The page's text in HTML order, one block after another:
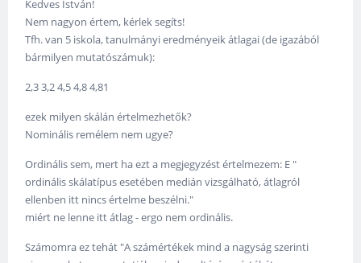
Kedves István!
Nem nagyon értem, kérlek segíts!
Tfh. van 5 iskola, tanulmányi eredményeik átlagai (de igazából
bármilyen mutatószámuk):
2,3 3,2 4,5 4,8 4,81
ezek milyen skálán értelmezhetők?
Nominális remélem nem ugye?
Ordinális sem, mert ha ezt a megjegyzést értelmezem: E "
ordinális skálatípus esetében medián vizsgálható, átlagról
ellenben itt nincs értelme beszélni."
miért ne lenne itt átlag - ergo nem ordinális.
Számomra ez tehát "A számértékek mind a nagyság szerinti